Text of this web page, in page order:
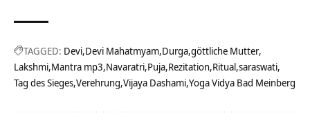
TAGGED: Devi Devi Mahatmyam Durga göttliche Mutter
Lakshmi Mantra mp3 Navaratri Puja Rezitation Ritual saraswati
Tag des Sieges Verehrung Vijaya Dashami Yoga Vidya Bad Meinberg